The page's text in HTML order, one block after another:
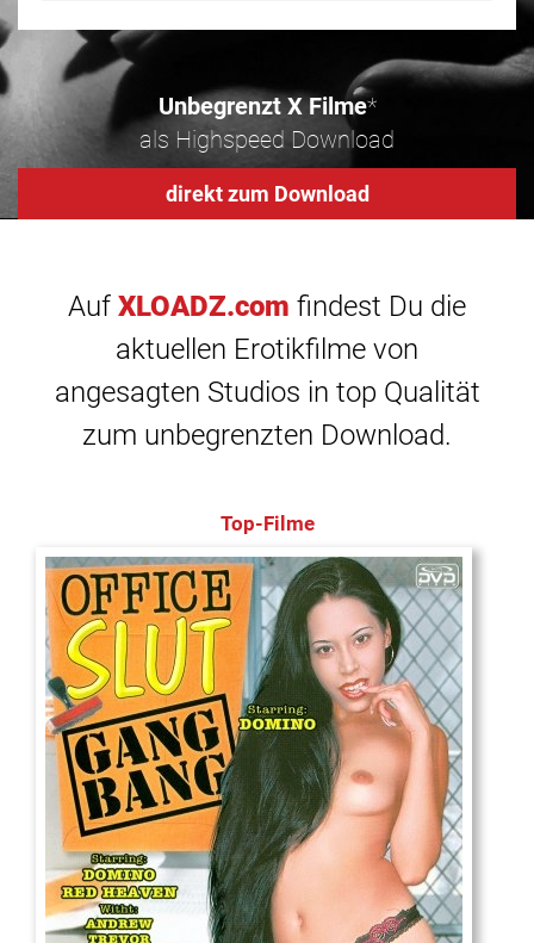
Unbegrenzt X Filme*
als Highspeed Download
direkt zum Download
Auf XLOADZ.com findest Du die
aktuellen Erotikfilme von
angesagten Studios in top Qualität
zum unbegrenzten Download.
Top-Filme